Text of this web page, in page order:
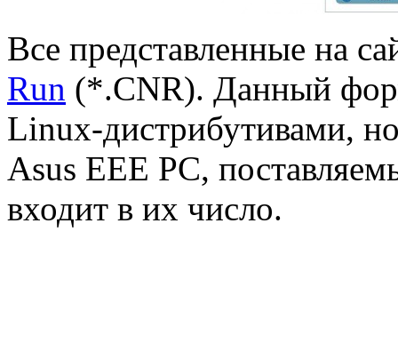
Все представленные на
Run (*.CNR). Данный
Linux-дистрибутивами,
Asus EEE PC,
входит в их число.